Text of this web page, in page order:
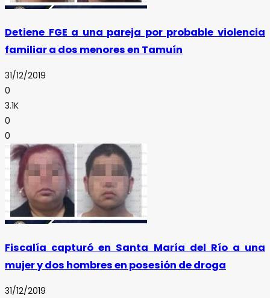
Detiene FGE a una pareja por probable violencia
familiar a dos menores en Tamuín
31/12/2019
0
3.1K
0
0
Fiscalía capturó en Santa María del Río a una
mujer y dos hombres en posesión de droga
31/12/2019